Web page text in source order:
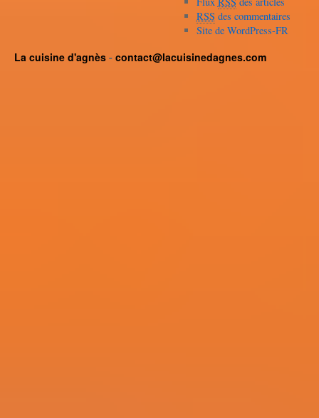
RSS des commentaires
Site de WordPress-FR
La cuisine d'agnès - contact@lacuisinedagnes.com